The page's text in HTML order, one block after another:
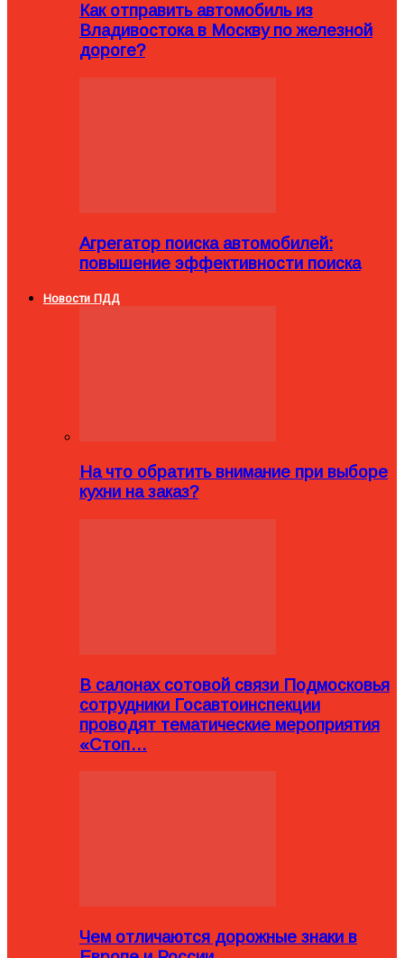
Как отправить автомобиль из
Владивостока в Москву по железной
дороге?
Агрегатор поиска автомобилей:
повышение эффективности поиска
Новости ПДД
На что обратить внимание при выборе
кухни на заказ?
В салонах сотовой связи Подмосковья
сотрудники Госавтоинспекции
проводят тематические мероприятия
«Стоп…
Чем отличаются дорожные знаки в